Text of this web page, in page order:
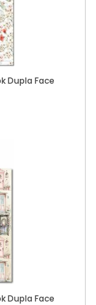
Dupla Face
Dupla Face